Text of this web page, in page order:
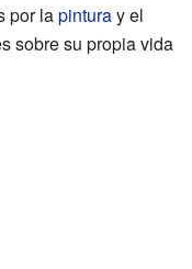
por lapinturay el
sobre su propia vida